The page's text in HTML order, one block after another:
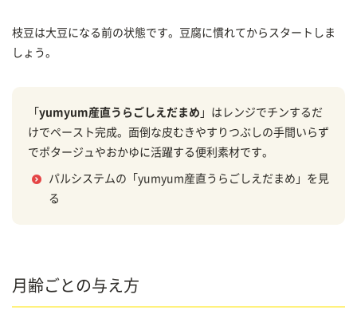
枝豆は大豆になる前の状態です。豆腐に慣れてからスタートしま
しょう。
「 yumyum産直うらごしえだまめ 」はレンジでチンするだ
けでペースト完成。面倒な皮むきやすりつぶしの手間いらず
でポタージュやおかゆに活躍する便利素材です。
パルシステムの「yumyum産直うらごしえだまめ」を見
る
月齢ごとの与え方